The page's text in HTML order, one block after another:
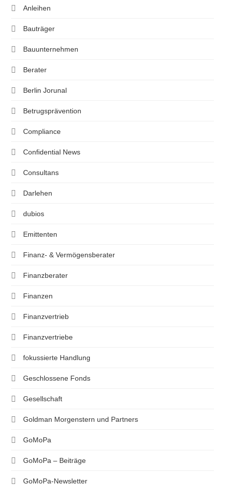
Anleihen
Bauträger
Bauunternehmen
Berater
Berlin Jorunal
Betrugsprävention
Compliance
Confidential News
Consultans
Darlehen
dubios
Emittenten
Finanz- & Vermögensberater
Finanzberater
Finanzen
Finanzvertrieb
Finanzvertriebe
fokussierte Handlung
Geschlossene Fonds
Gesellschaft
Goldman Morgenstern und Partners
GoMoPa
GoMoPa – Beiträge
GoMoPa-Newsletter